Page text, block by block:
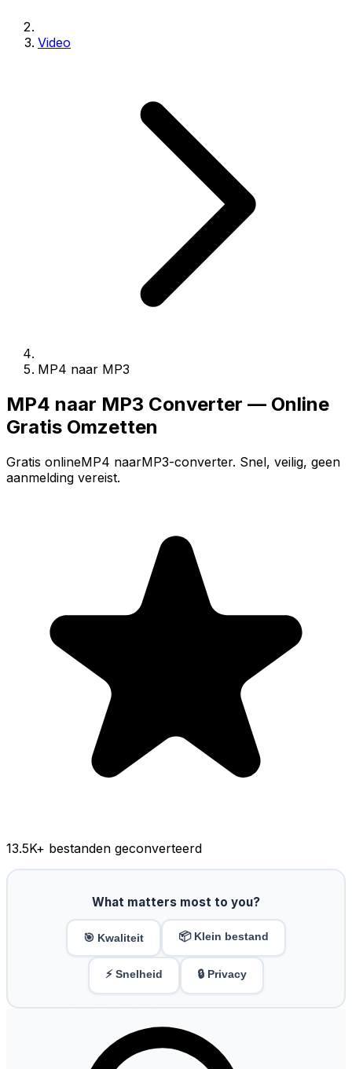
Video
MP4 naar MP3
MP4 naar MP3 Converter — Online
Gratis Omzetten
Gratis onlineMP4 naarMP3-converter. Snel, veilig, geen
aanmelding vereist.
13.5K+ bestanden geconverteerd
What matters most to you?
🎯 Kwaliteit 📦 Klein bestand
⚡ Snelheid 🔒 Privacy